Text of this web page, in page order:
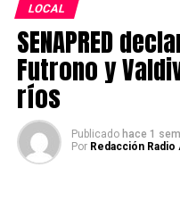
TAGS REGION DE LOS RIOS
SIGUIENTE
Un fallecido y 17
semana largo en Los Ríos
Fiscalía de Los Ríos y
ataque a guardias en
LOCAL
SENAPRED
Futrono y
ríos
Publicado hace 1
Por Redacción Radio